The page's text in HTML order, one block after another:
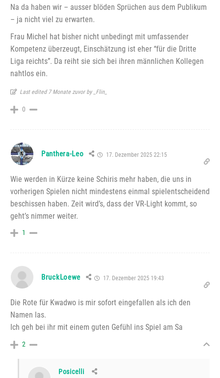
Na da haben wir – ausser blöden Sprüchen aus dem Publikum
– ja nicht viel zu erwarten.
Frau Michel hat bisher nicht unbedingt mit umfassender
Kompetenz überzeugt, Einschätzung ist eher “für die Dritte
Liga reichts”. Da reiht sie sich bei ihren männlichen Kollegen
nahtlos ein.
Last edited 7 Monate zuvor by _Flin_
0
Panthera-Leo 17. Dezember 2025 22:15
Wie werden in Kürze keine Schiris mehr haben, die uns in
vorherigen Spielen nicht mindestens einmal spielentscheidend
beschissen haben. Zeit wird’s, dass der VR-Light kommt, so
geht’s nimmer weiter.
1
BruckLoewe 17. Dezember 2025 19:43
Die Rote für Kwadwo is mir sofort eingefallen als ich den
Namen las.
Ich geh bei ihr mit einem guten Gefühl ins Spiel am Sa
2
Posicelli